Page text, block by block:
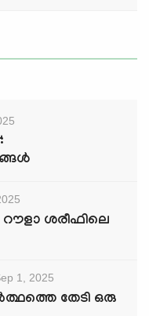
ശരീഫിലെ
1, 2025
തേടി ഒരു